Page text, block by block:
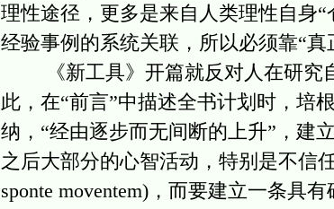
理性途径，更多是来自人类理性自身
经验事例的系统关联，所以必须靠“真
《新工具》开篇就反对人在研究自
此，在“前言”中描述全书计划时，培
纳，“经由逐步而无间断的上升”，建
之后大部分的心智活动，特别是不信
sponte moventem)，而要建立一条具